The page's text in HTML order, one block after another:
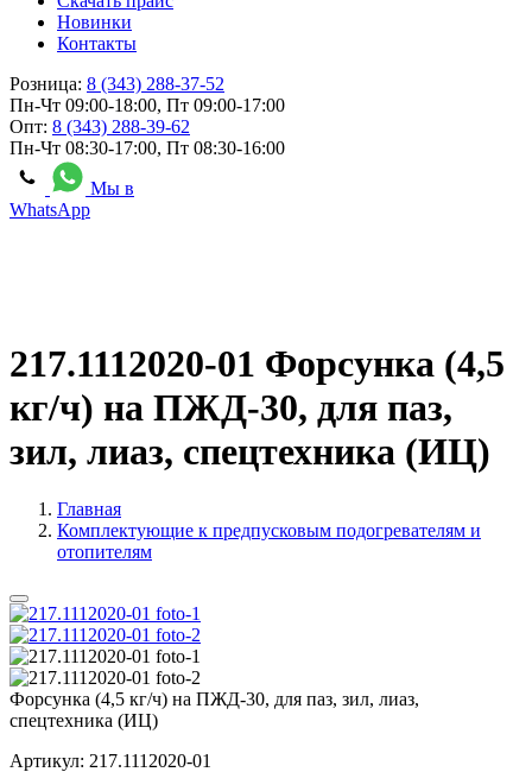
Новинки
Контакты
Розница: 8 (343) 288-37-52
Пн-Чт 09:00-18:00, Пт 09:00-17:00
Опт: 8 (343) 288-39-62
Пн-Чт 08:30-17:00, Пт 08:30-16:00
Мы в
WhatsApp
217.1112020-01 Форсунка (4,5
кг/ч) на ПЖД-30, для паз,
зил, лиаз, спецтехника (ИЦ)
Главная
Комплектующие к предпусковым подогревателям и
отопителям
Форсунка (4,5 кг/ч) на ПЖД-30, для паз, зил, лиаз,
спецтехника (ИЦ)
Артикул: 217.1112020-01